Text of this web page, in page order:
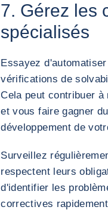
7. Gérez les
spécialisés
Essayez
vérifications de
Cela peut contribuer
et vous faire gagner
développement de
Surveillez
respectent leurs
d'identifier les
correctives